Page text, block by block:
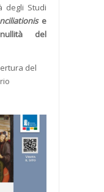
degli Studi
e
del
del